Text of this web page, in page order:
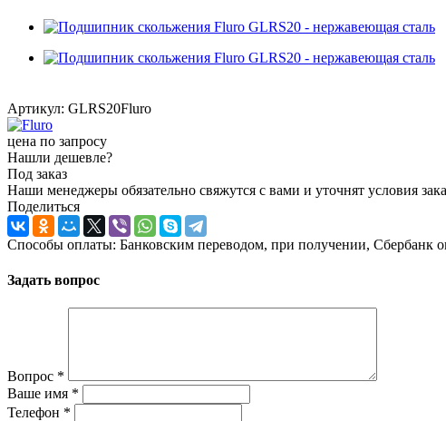
Артикул: GLRS20Fluro
цена по запросу
Нашли дешевле?
Под заказ
Наши менеджеры обязательно свяжутся с вами и уточнят условия
Поделиться
Способы оплаты: Банковским переводом, при получении, Сбербанк
Задать вопрос
Вопрос *
Ваше имя *
Телефон *